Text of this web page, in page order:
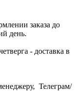
заказа до
день.
- доставка в
Телеграм/